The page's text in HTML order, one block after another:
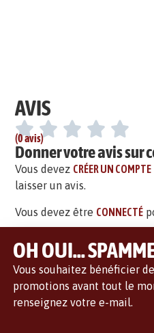
AVIS
(0 avis)
Donner votre avis sur
Vous devez CRÉER UN COMPTE
laisser un avis.
Vous devez être CONNECTÉ
OH OUI...
Vous souhaitez bénéficier
promotions avant tout le
renseignez votre e-mail.